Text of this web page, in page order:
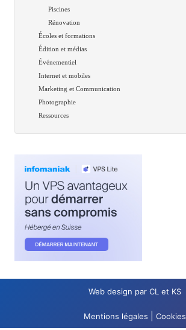
Piscines
Rénovation
Écoles et formations
Édition et médias
Événementiel
Internet et mobiles
Marketing et Communication
Photographie
Ressources
Web design par CL et KS
Mentions légales Cookies